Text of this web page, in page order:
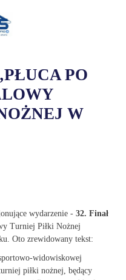
PO
W
wydarzenie - 32. Finał
Turniej Piłki Nożnej
Oto zrewidowany tekst:
widowiskowej
piłki nożnej, będący